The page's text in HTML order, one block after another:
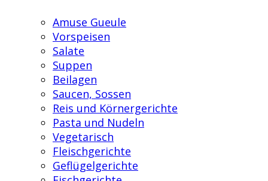
Amuse Gueule
Vorspeisen
Salate
Suppen
Beilagen
Saucen, Sossen
Reis und Körnergerichte
Pasta und Nudeln
Vegetarisch
Fleischgerichte
Geflügelgerichte